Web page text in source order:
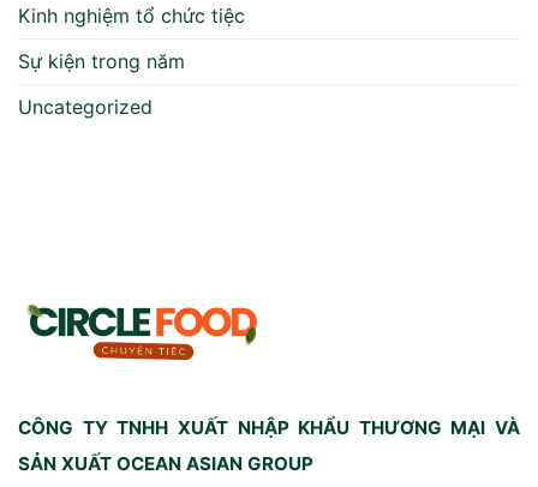
Kinh nghiệm tổ chức tiệc
Sự kiện trong năm
Uncategorized
CÔNG TY TNHH XUẤT NHẬP KHẨU THƯƠNG MẠI VÀ
SẢN XUẤT OCEAN ASIAN GROUP